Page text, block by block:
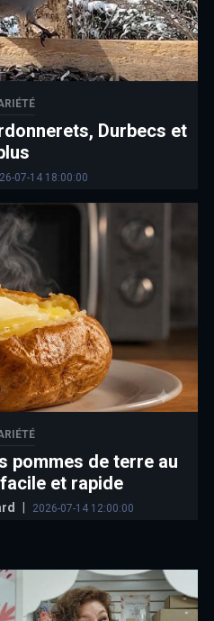
Durbecs et
07-14 18:00:00
pommes de terre au
et rapide
2026-07-14 12:00:00